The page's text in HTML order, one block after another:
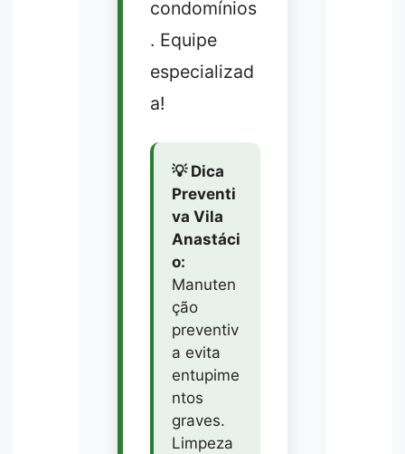
condomínios
. Equipe
especializad
a!
💡 Dica
Preventi
va Vila
Anastáci
o:
Manuten
ção
preventiv
a evita
entupime
ntos
graves.
Limpeza